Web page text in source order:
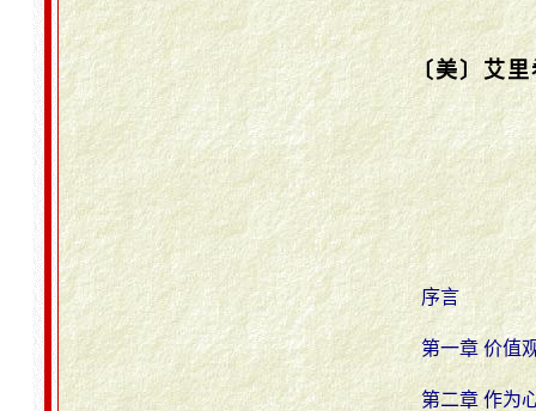
〔美〕艾
序言
第一章 价值
第二章 作为